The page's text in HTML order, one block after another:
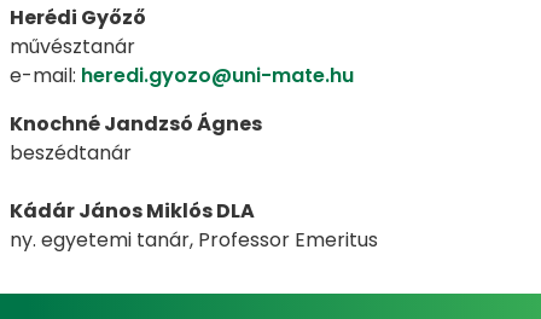
Herédi Győző
művésztanár
e-mail: heredi.gyozo@uni-mate.hu
Knochné Jandzsó Ágnes
beszédtanár
Kádár János Miklós DLA
ny. egyetemi tanár, Professor Emeritus